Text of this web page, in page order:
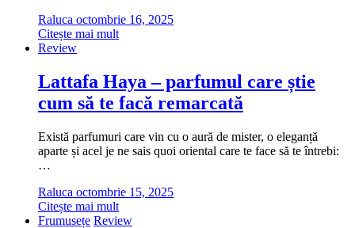
Raluca octombrie 16, 2025
Citește mai mult
Review
Lattafa Haya – parfumul care știe
cum să te facă remarcată
Există parfumuri care vin cu o aură de mister, o eleganță
aparte și acel je ne sais quoi oriental care te face să te întrebi:
…
Raluca octombrie 15, 2025
Citește mai mult
Frumusețe Review